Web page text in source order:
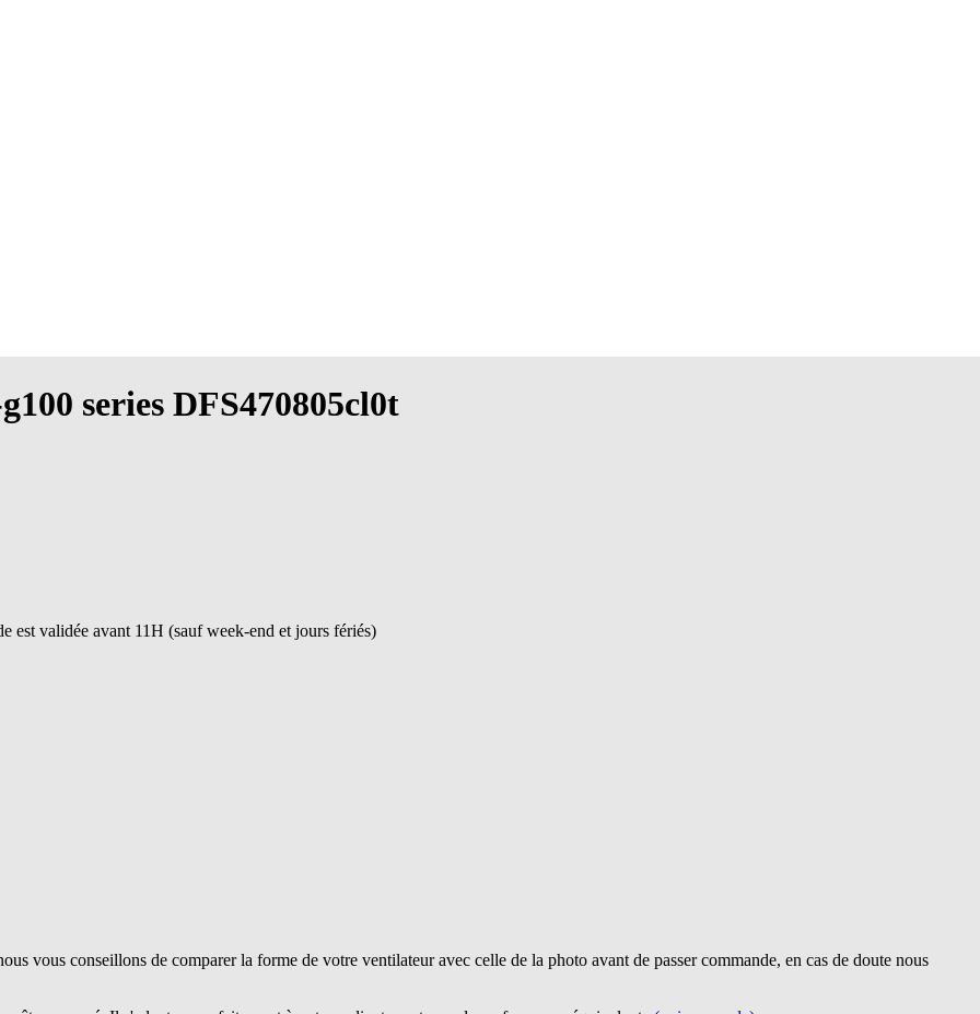
series DFS470805cl0t
est validée avant 11H (sauf week-end et jours fériés)
vous conseillons de comparer la forme de votre ventilateur avec celle de la photo avant de passer commande, en cas de doute nous